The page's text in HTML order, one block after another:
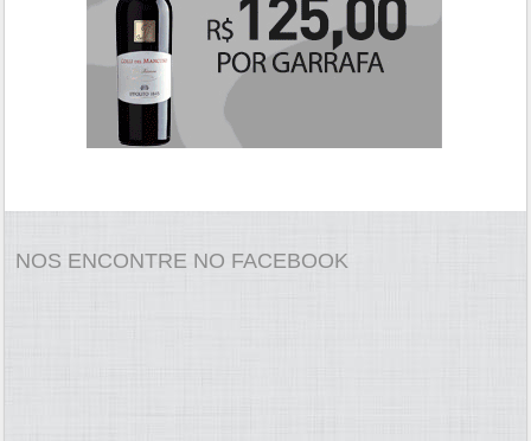
NOS ENCONTRE NO FACEBOOK